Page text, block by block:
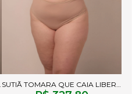
SUTIÃ TOMARA QUE CAIA LIBERTY CHOCOLATE